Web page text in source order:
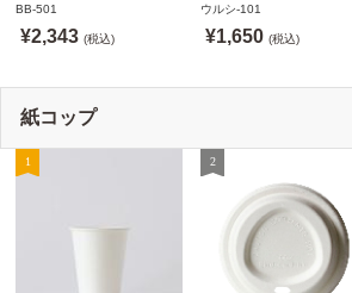
ニュー えいむ(Aim)【当日
発送可】
BB-501
¥2,343 (税込)
ウルシ-101 シンビ
(SHIMBI)【当日発送可】
ウルシ-101
¥1,650 (税込)
紙コップ